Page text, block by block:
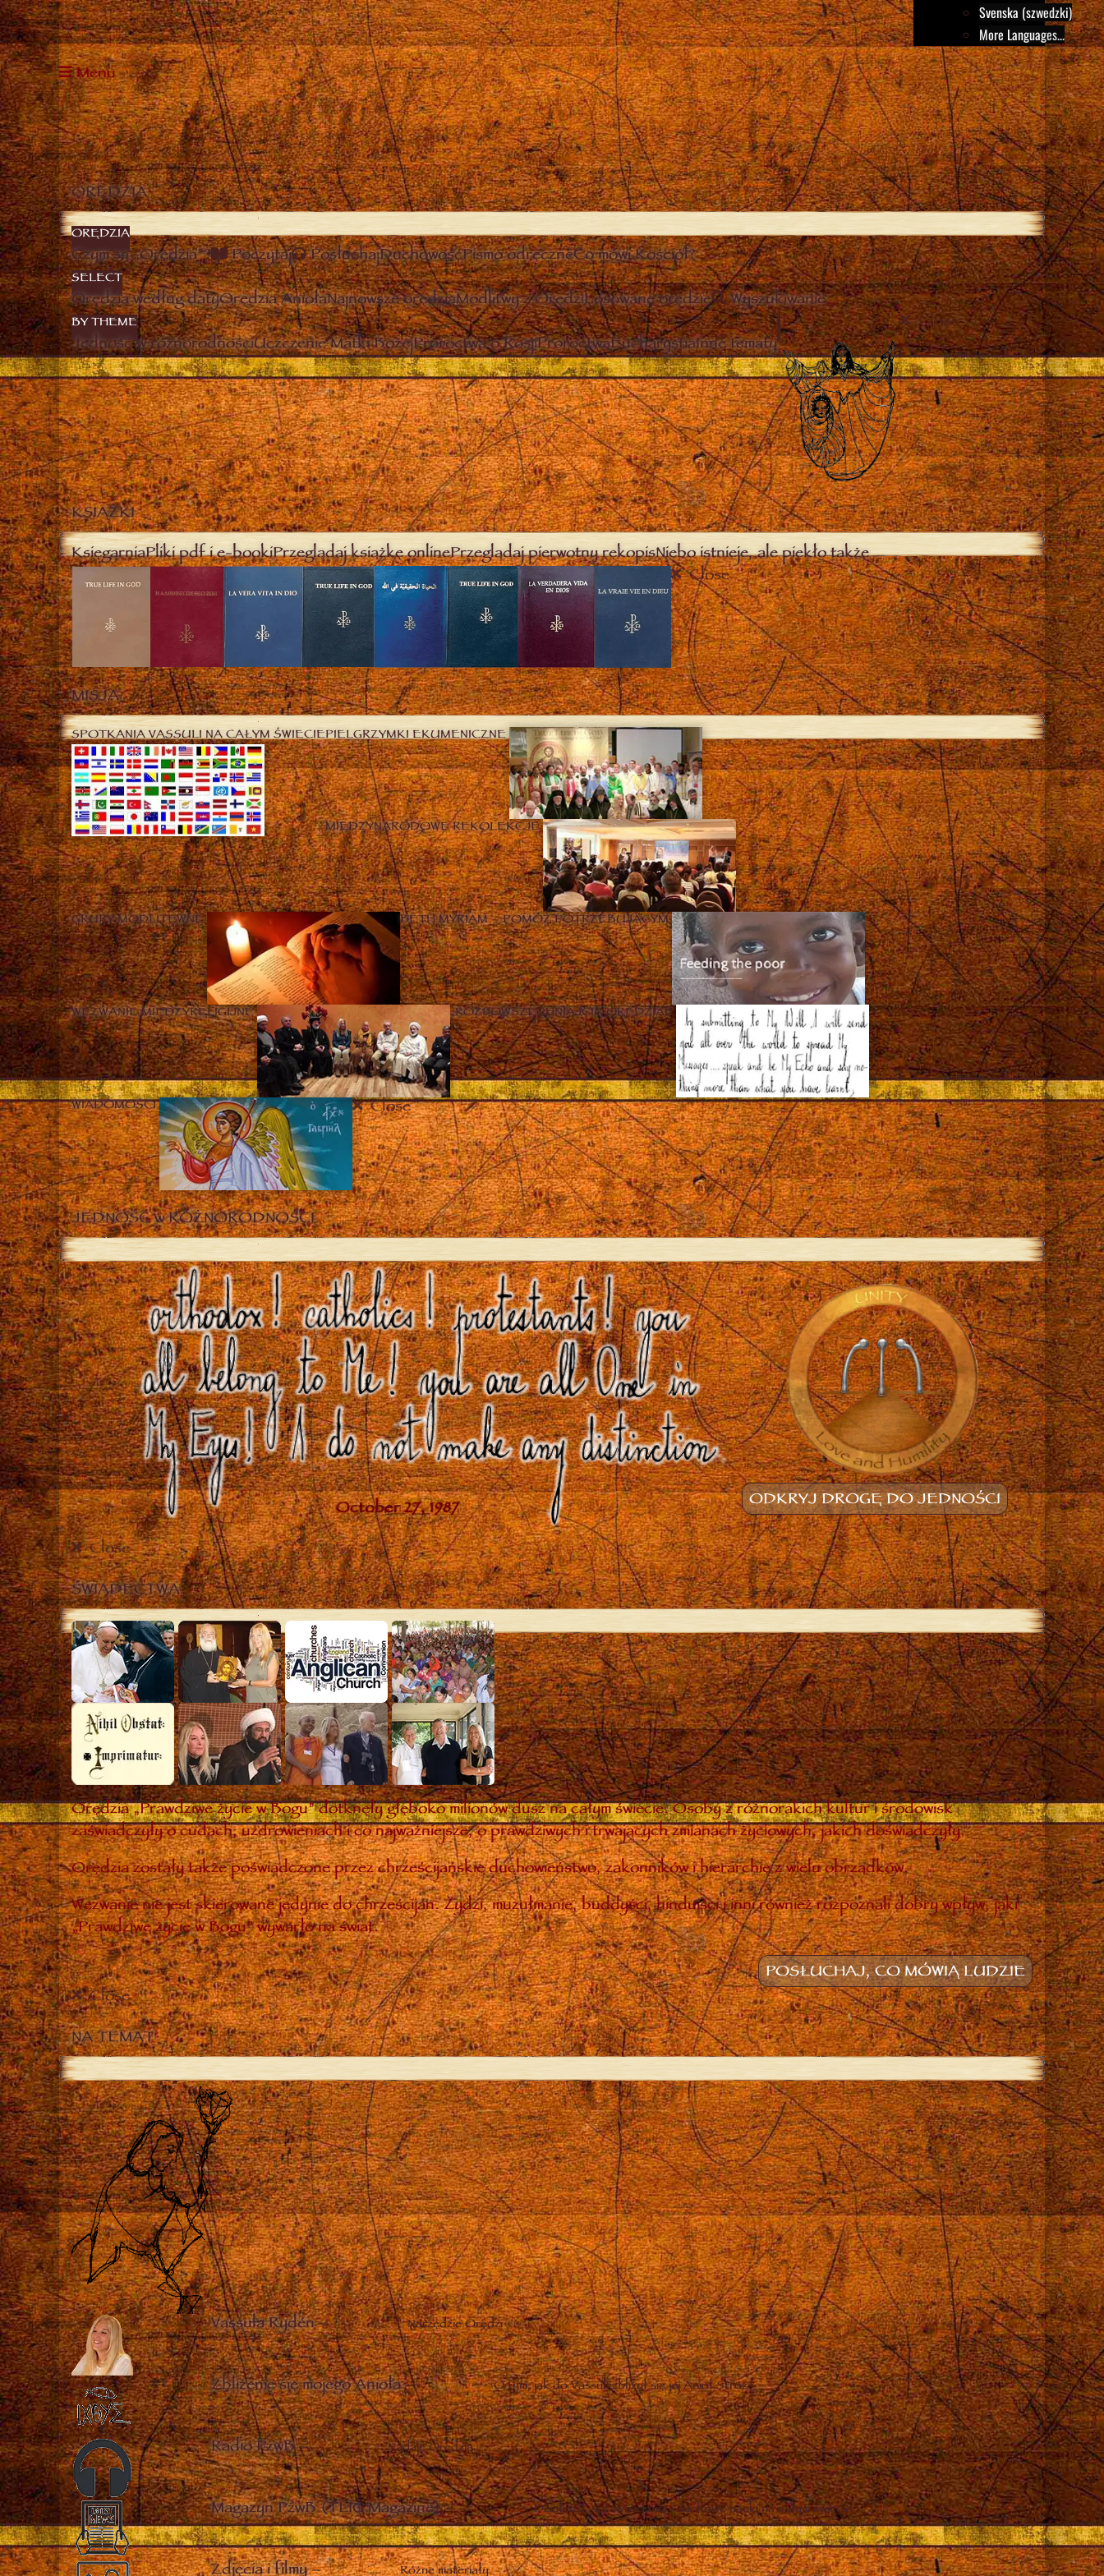
Svenska (szwedzki)
More Languages...
Menu
ORĘDZIA
ORĘDZIA
Czym są „Orędzia”? Poczytaj PosłuchajDuchowośćPismo odręczneCo mówi Kościół?
SELECT
Orędzia według datyOrędzia AniołaNajnowsze orędziaModlitwy z OrędziLosowane orędzie Wyszukiwanie
BY THEME
Jedność w różnorodnościUczczenie Matki BożejProroctwa o RosjiProroctwaEucharystiaInne tematy
Close
KSIĄŻKI
KsięgarniaPliki pdf i e-bookiPrzeglądaj książkę onlinePrzeglądaj pierwotny rękopisNiebo istnieje, ale piekło także
Close
MISJA
SPOTKANIA VASSULI NA CAŁYM ŚWIECIEPIELGRZYMKI EKUMENICZNE
MIĘDZYNARODOWE REKOLEKCJE
GRUPY MODLITEWNE BETH MYRIAM – POMÓŻ POTRZEBUJĄCYM
WEZWANIE MIĘDZYRELIGIJNE „ROZPOWSZECHNIAJCIE ORĘDZIA!”
WIADOMOŚCI Close
JEDNOŚĆ w RÓŻNORODNOŚCI
ODKRYJ DROGĘ DO JEDNOŚCI
Close
ŚWIADECTWA
Orędzia „Prawdziwe życie w Bogu” dotknęły głęboko milionów dusz na całym świecie. Osoby z różnorakich kultur i środowisk
zaświadczyły o cudach, uzdrowieniach i co najważniejsze, o prawdziwych i trwających zmianach życiowych, jakich doświadczyły.
Orędzia zostały także poświadczone przez chrześcijańskie duchowieństwo, zakonników i hierarchię z wielu obrządków.
Wezwanie nie jest skierowane jedynie do chrześcijan. Żydzi, muzułmanie, buddyści, hinduiści i inni również rozpoznali dobry wpływ, jaki
„Prawdziwe życie w Bogu” wywarło na świat.
POSŁUCHAJ, CO MÓWIĄ LUDZIE
Close
NA TEMAT
Vassula Rydén– Narzędzie Orędzi
Zbliżenie się mojego Anioła– O tym, jak do Vassuli zbliżył się jej Anioł Stróż
Radio PżwB– Nadaje Orędzia
Magazyn PżwB (TLIG Magazine)– Działania, sprawozdania i duchowe nauki na całym świecie
Zdjęcia i filmy– Różne materiały